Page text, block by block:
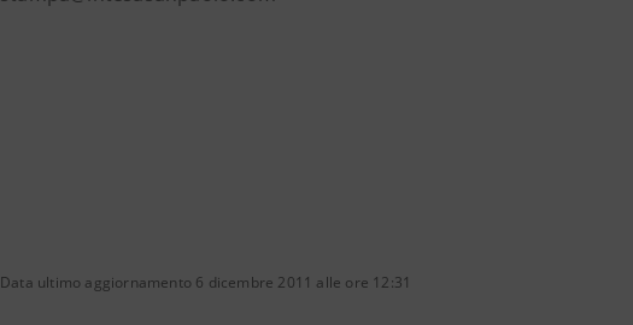
Data ultimo aggiornamento 6 dicembre 2011 alle ore 12:31